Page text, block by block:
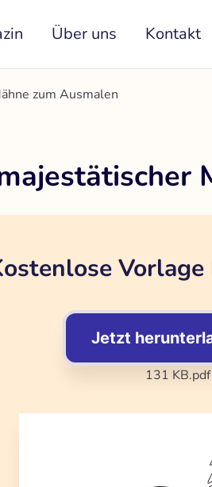
Über uns Kontakt
zum Ausmalen
Jetzt
131 KB.pdf